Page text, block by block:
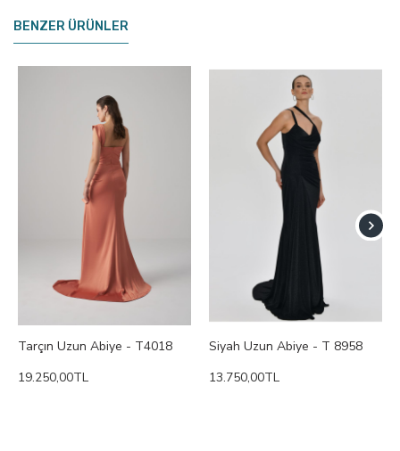
BENZER ÜRÜNLER
Tarçın Uzun Abiye - T4018
19.250,00TL
Siyah Uzun Abiye - T 8958
13.750,00TL